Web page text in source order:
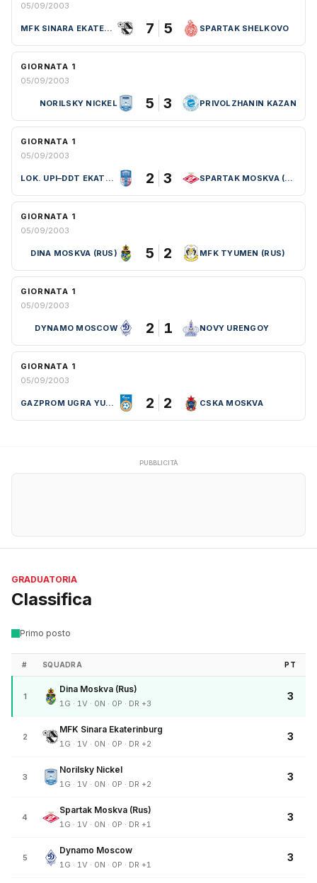
05/09/2003
MFK SINARA EKATERINBURG 7 5 SPARTAK SHELKOVO
GIORNATA 1
05/09/2003
NORILSKY NICKEL 5 3 PRIVOLZHANIN KAZAN
GIORNATA 1
05/09/2003
LOK. UPI–DDT EKATERINBURG 2 3 SPARTAK MOSKVA (RUS)
GIORNATA 1
05/09/2003
DINA MOSKVA (RUS) 5 2 MFK TYUMEN (RUS)
GIORNATA 1
05/09/2003
DYNAMO MOSCOW 2 1 NOVY URENGOY
GIORNATA 1
05/09/2003
GAZPROM UGRA YUGORSK (RUS) 2 2 CSKA MOSKVA
PUBBLICITÀ
GRADUATORIA
Classifica
Primo posto
# SQUADRA PT
1
Dina Moskva (Rus)
1G · 1V · 0N · 0P · DR +3
3
2
MFK Sinara Ekaterinburg
1G · 1V · 0N · 0P · DR +2
3
3
Norilsky Nickel
1G · 1V · 0N · 0P · DR +2
3
4
Spartak Moskva (Rus)
1G · 1V · 0N · 0P · DR +1
3
5
Dynamo Moscow
1G · 1V · 0N · 0P · DR +1
3